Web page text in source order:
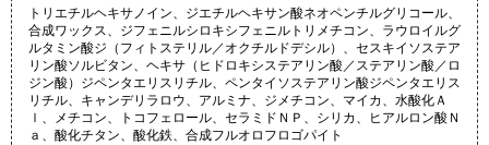
トリエチルヘキサノイン、ジエチルヘキサン酸ネオペンチルグリコール、
合成ワックス、ジフェニルシロキシフェニルトリメチコン、ラウロイルグ
ルタミン酸ジ（フィトステリル／オクチルドデシル）、セスキイソステア
リン酸ソルビタン、ヘキサ（ヒドロキシステアリン酸／ステアリン酸／ロ
ジン酸）ジペンタエリスリチル、ペンタイソステアリン酸ジペンタエリス
リチル、キャンデリラロウ、アルミナ、ジメチコン、マイカ、水酸化Ａ
ｌ、メチコン、トコフェロール、セラミドＮＰ、シリカ、ヒアルロン酸Ｎ
ａ、酸化チタン、酸化鉄、合成フルオロフロゴパイト